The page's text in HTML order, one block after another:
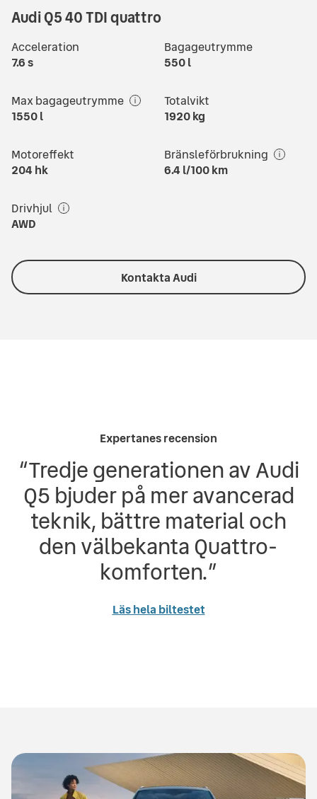
Audi Q5 40 TDI quattro
Acceleration
7.6s
Bagageutrymme
550l
Max bagageutrymme
1550l
Totalvikt
1920kg
Motoreffekt
204 hk
Bränsleförbrukning
6.4 l/100 km
Drivhjul
AWD
Kontakta Audi
Expertanes recension
“Tredje generationen av Audi
Q5 bjuder på mer avancerad
teknik, bättre material och
den välbekanta Quattro-
komforten.”
Läs hela biltestet